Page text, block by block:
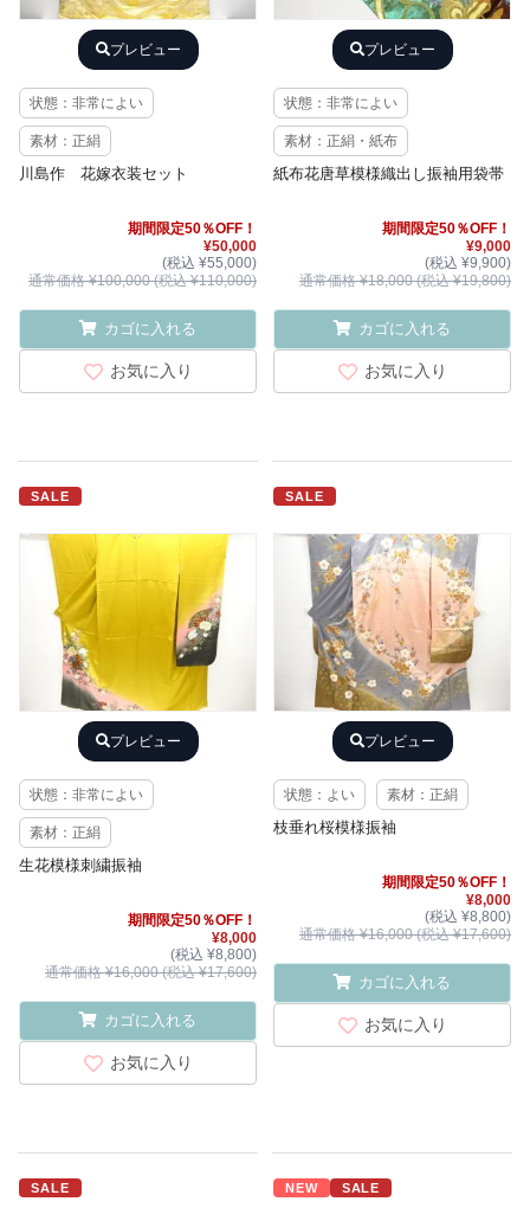
プレビュー
状態：非常によい
素材：正絹
川島作 花嫁衣装セット
期間限定50％OFF！
¥50,000
(税込 ¥55,000)
通常価格 ¥100,000 (税込 ¥110,000)
カゴに入れる
お気に入り
プレビュー
状態：非常によい
素材：正絹・紙布
紙布花唐草模様織出し振袖用袋帯
期間限定50％OFF！
¥9,000
(税込 ¥9,900)
通常価格 ¥18,000 (税込 ¥19,800)
カゴに入れる
お気に入り
SALE
プレビュー
状態：非常によい
素材：正絹
生花模様刺繍振袖
期間限定50％OFF！
¥8,000
(税込 ¥8,800)
通常価格 ¥16,000 (税込 ¥17,600)
カゴに入れる
お気に入り
SALE
プレビュー
状態：よい 素材：正絹
枝垂れ桜模様振袖
期間限定50％OFF！
¥8,000
(税込 ¥8,800)
通常価格 ¥16,000 (税込 ¥17,600)
カゴに入れる
お気に入り
SALE NEW SALE